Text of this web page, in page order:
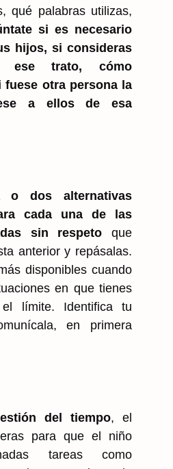
qué palabras utilizas,
si es necesario
hijos, si consideras
ese trato, cómo
fuese otra persona la
a ellos de esa
o dos alternativas
cada una de las
sin respeto que
anterior y repásalas.
disponibles cuando
en que tienes
límite. Identifica tu
en primera
del tiempo, el
para que el niño
tareas como